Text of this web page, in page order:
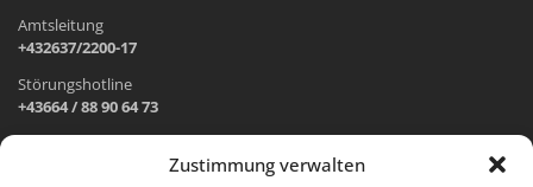
Zustimmung verwalten
Amtsleitung
+432637/2200-17
Störungshotline
+43664 / 88 90 64 73